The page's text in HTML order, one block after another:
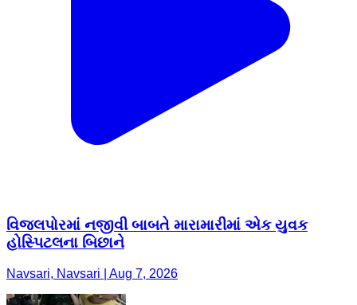
વિજલપોરમાં નજીવી બાબતે મારામારીમાં એક યુવક
હોસ્પિટલના બિછાને
Navsari, Navsari | Aug 7, 2026